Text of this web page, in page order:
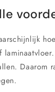
Daarom